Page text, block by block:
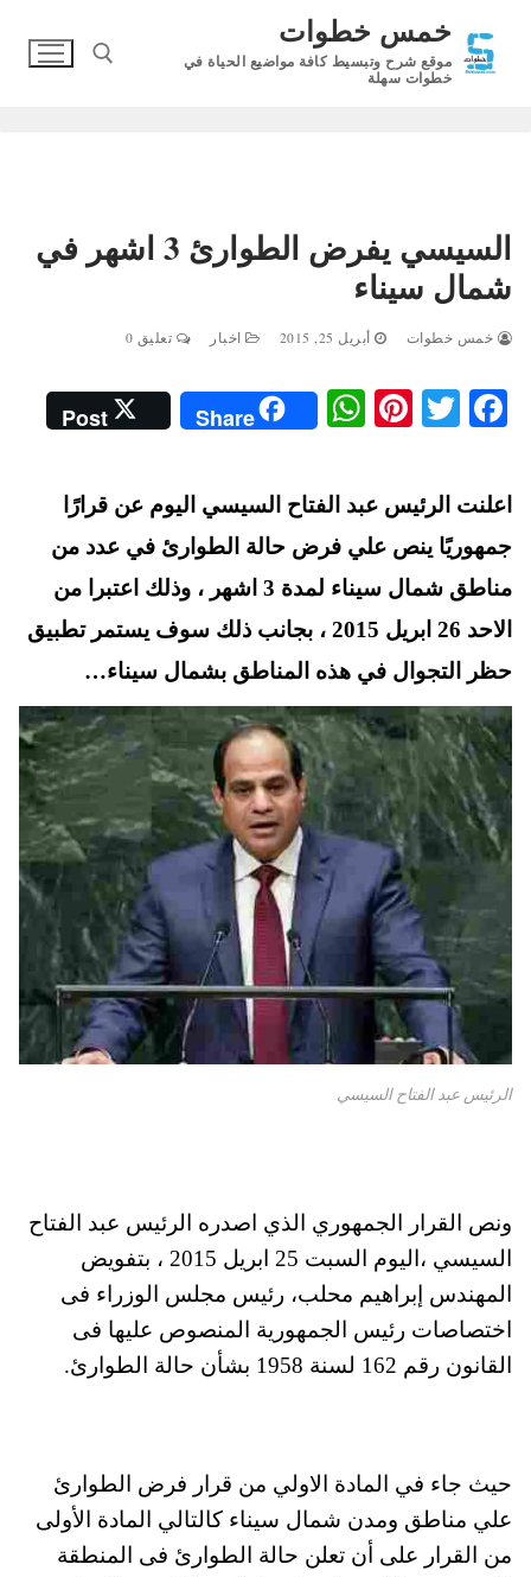
المحتوى
خمس خطوات
موقع شرح وتبسيط كافة مواضيع الحياة في
خطوات سهلة
السيسي يفرض الطوارئ 3 اشهر في
شمال سيناء
خمس خطوات أبريل 25, 2015 اخبار تعليق 0
Fa
bo
ok
T
r
Pi
es
t
W
ha
ts
A
pp
Share
Post
اعلنت الرئيس عبد الفتاح السيسي اليوم عن قرارًا
جمهوريًا ينص علي فرض حالة الطوارئ في عدد من
مناطق شمال سيناء لمدة 3 اشهر ، وذلك اعتبرا من
الاحد 26 ابريل 2015 ، بجانب ذلك سوف يستمر تطبيق
حظر التجوال في هذه المناطق بشمال سيناء…
الرئيس عبد الفتاح السيسي
ونص القرار الجمهوري الذي اصدره الرئيس عبد الفتاح
السيسي ،اليوم السبت 25 ابريل 2015 ، بتفويض
المهندس إبراهيم محلب، رئيس مجلس الوزراء فى
اختصاصات رئيس الجمهورية المنصوص عليها فى
القانون رقم 162 لسنة 1958 بشأن حالة الطوارئ.
حيث جاء في المادة الاولي من قرار فرض الطوارئ
علي مناطق ومدن شمال سيناء كالتالي المادة الأولى
من القرار على أن تعلن حالة الطوارئ فى المنطقة